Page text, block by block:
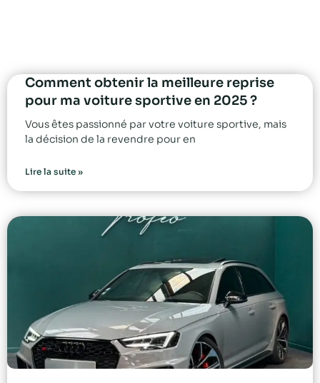
Comment obtenir la meilleure reprise
pour ma voiture sportive en 2025 ?
Vous êtes passionné par votre voiture sportive, mais
la décision de la revendre pour en
Lire la suite »